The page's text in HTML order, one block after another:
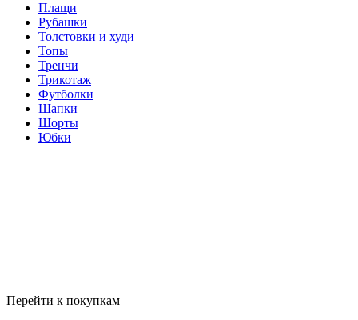
Плащи
Рубашки
Толстовки и худи
Топы
Тренчи
Трикотаж
Футболки
Шапки
Шорты
Юбки
Перейти к покупкам